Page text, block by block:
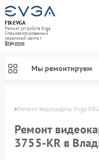
FIX-EVGA
Ремонт устройств Evga
Специализированный
cервисный центр г.
Владимир
Мы ремонтируем
Ремонт видеокарты Evga
Ремонт
3755-KR в